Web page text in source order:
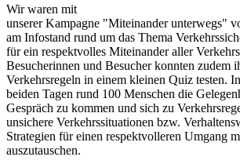
Wir waren mit
unserer Kampagne "Miteinander unterwegs"
am Infostand rund um das Thema
für ein respektvolles Miteinander aller
Besucherinnen und Besucher konnten zudem
Verkehrsregeln in einem kleinen Quiz testen.
beiden Tagen rund 100 Menschen die
Gespräch zu kommen und sich zu
unsichere Verkehrssituationen bzw.
Strategien für einen respektvolleren Umgang
auszutauschen.